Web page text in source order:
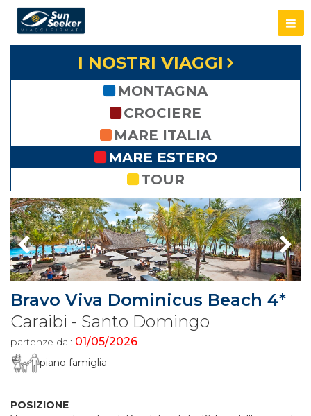
I NOSTRI VIAGGI
MONTAGNA
CROCIERE
MARE ITALIA
MARE ESTERO
TOUR
Bravo Viva Dominicus Beach 4*
Caraibi - Santo Domingo
partenze dal: 01/05/2026
piano famiglia
POSIZIONE